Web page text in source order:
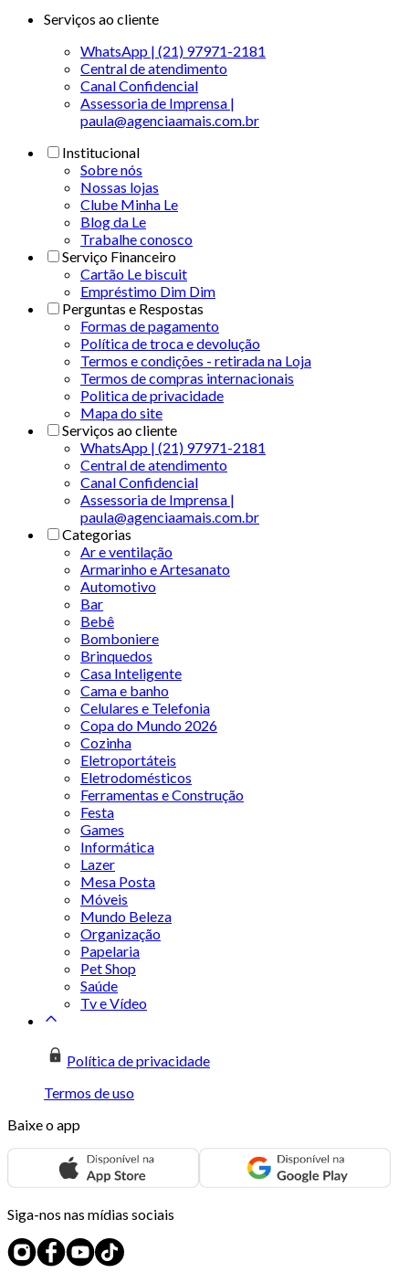
Serviços ao cliente
WhatsApp | (21) 97971-2181
Central de atendimento
Canal Confidencial
Assessoria de Imprensa |
paula@agenciaamais.com.br
Institucional
Sobre nós
Nossas lojas
Clube Minha Le
Blog da Le
Trabalhe conosco
Serviço Financeiro
Cartão Le biscuit
Empréstimo Dim Dim
Perguntas e Respostas
Formas de pagamento
Política de troca e devolução
Termos e condições - retirada na Loja
Termos de compras internacionais
Politica de privacidade
Mapa do site
Serviços ao cliente
WhatsApp | (21) 97971-2181
Central de atendimento
Canal Confidencial
Assessoria de Imprensa |
paula@agenciaamais.com.br
Categorias
Ar e ventilação
Armarinho e Artesanato
Automotivo
Bar
Bebê
Bomboniere
Brinquedos
Casa Inteligente
Cama e banho
Celulares e Telefonia
Copa do Mundo 2026
Cozinha
Eletroportáteis
Eletrodomésticos
Ferramentas e Construção
Festa
Games
Informática
Lazer
Mesa Posta
Móveis
Mundo Beleza
Organização
Papelaria
Pet Shop
Saúde
Tv e Vídeo
Política de privacidade
Termos de uso
Baixe o app
Siga-nos nas mídias sociais